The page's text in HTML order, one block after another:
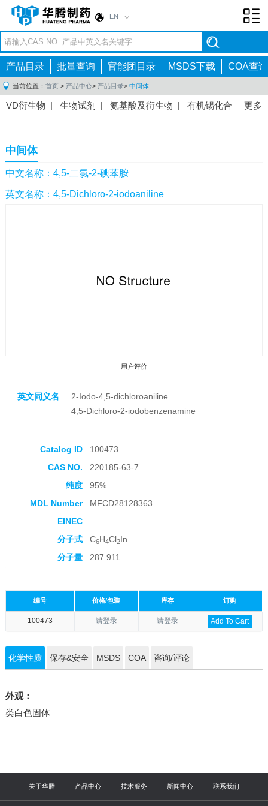
EN
产品目录 批量查询 官能团目录 MSDS下载 COA查询
当前位置： 首页 > 产品中心> 产品目录> 中间体
更多
VD衍生物 | 生物试剂 | 氨基酸及衍生物 | 有机锡化合
间体|
感染药物中间体
体 |抗精神病药物中间体 |抗炎药物中间体
药中间体|其他原料药中间体|
中间体
中文名称：4,5-二氯-2-碘苯胺
英文名称：4,5-Dichloro-2-iodoaniline
用户评价
英文同义名
2-Iodo-4,5-dichloroaniline
4,5-Dichloro-2-iodobenzenamine
Catalog ID
100473
CAS NO.
220185-63-7
纯度
95%
MDL Number
MFCD28128363
EINEC
分子式
C6H4Cl2In
分子量
287.911
编号 价格/包装 库存 订购
100473 请登录 请登录 Add To Cart
化学性质 保存&安全 MSDS COA 咨询/评论
外观：
类白色固体
关于华腾 产品中心 技术服务 新闻中心 联系我们